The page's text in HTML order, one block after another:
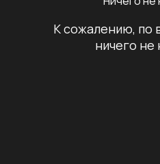
К сожалению, по
ничего не